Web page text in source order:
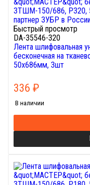
Быстрый просмотр
DA-35546-320
Лента шлифовальная
бесконечная на
50х686мм, 3шт
336 ₽
В наличии